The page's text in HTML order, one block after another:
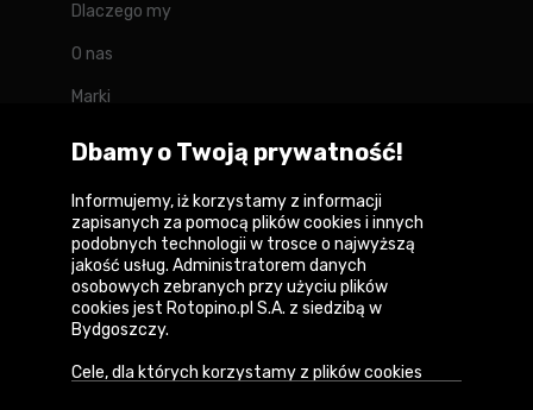
Dlaczego my
O nas
Marki
Kontakt
Forum
Copyright © 2026
Polityka prywatności i zasady korzystania z
Dbamy o Twoją prywatność!
Informujemy, iż korzystamy z informacji
zapisanych za pomocą plików cookies i innych
podobnych technologii w trosce o najwyższą
jakość usług. Administratorem danych
osobowych zebranych przy użyciu plików
cookies jest Rotopino.pl S.A. z siedzibą w
Bydgoszczy.
Cele, dla których korzystamy z plików cookies